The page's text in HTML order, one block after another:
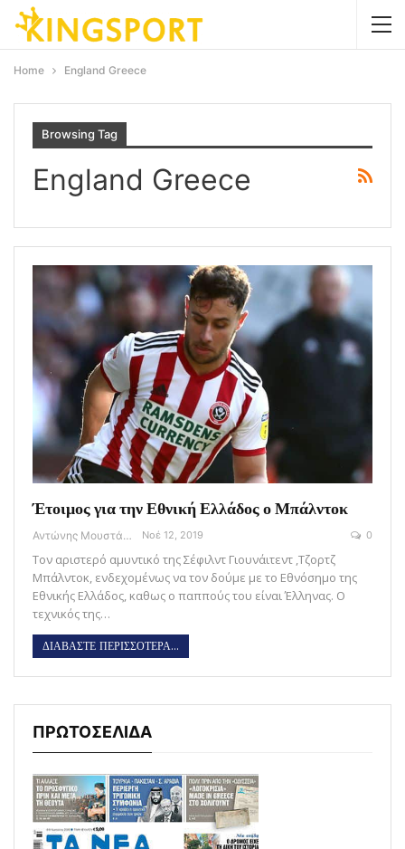
Home England Greece
Browsing Tag
England Greece
Έτοιμος για την Εθνική Ελλάδος ο Μπάλντοκ
Αντώνης Μουστάκας Νοέ 12, 2019 0
Τον αριστερό αμυντικό της Σέφιλντ Γιουνάιτεντ ,Τζορτζ
Μπάλντοκ, ενδεχομένως να τον δούμε με το Εθνόσημο της
Εθνικής Ελλάδος, καθως ο παππούς του είναι Έλληνας. Ο
τεχνικός της…
ΔΙΑΒΑΣΤΕ ΠΕΡΙΣΣΟΤΕΡΑ...
ΠΡΩΤΟΣΕΛΙΔΑ